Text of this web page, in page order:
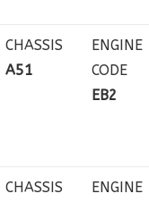
CHASSIS
A51
ENGINE
CODE
EB2
CHASSIS
ENGINE